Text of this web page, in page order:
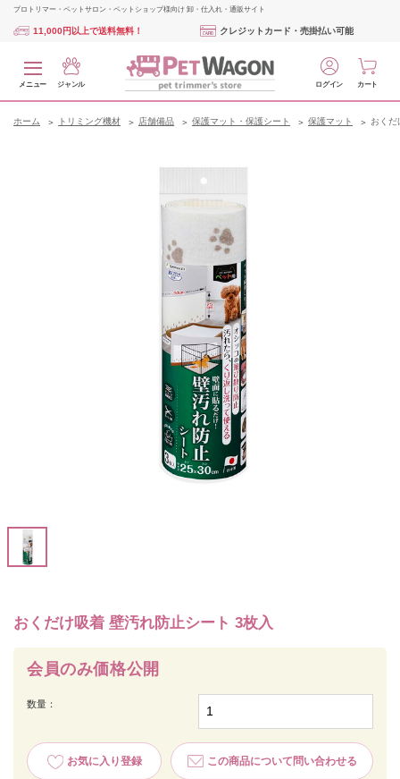
プロトリマー・ペットサロン・ペットショップ様向け 卸・仕入れ・通販サイト
11,000円以上で送料無料！ クレジットカード・売掛払い可能
メニュー ジャンル ログイン カート
ホーム トリミング機材 店舗備品 保護マット・保護シート 保護マット おくだ
おくだけ吸着 壁汚れ防止シート 3枚入
会員のみ価格公開
数量：
お気に入り登録 この商品について問い合わせる